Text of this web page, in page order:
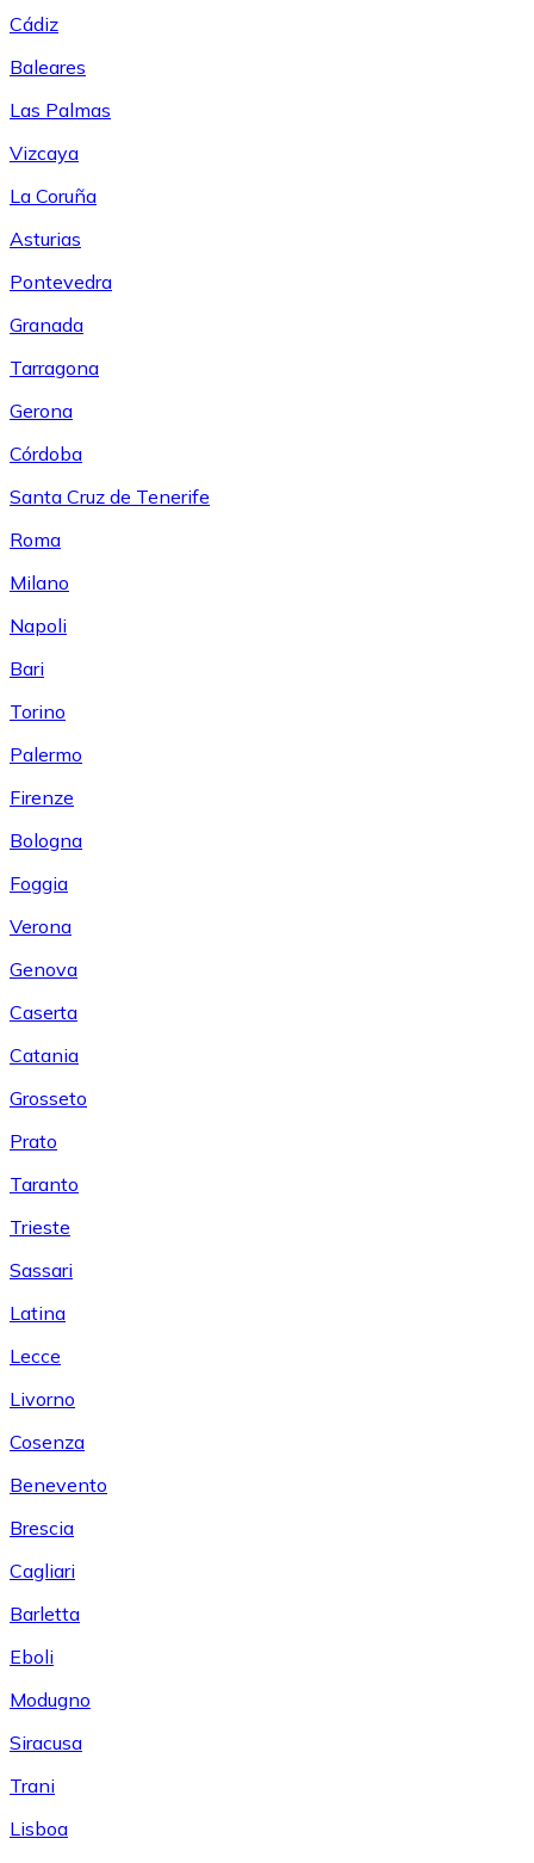
Cádiz
Baleares
Las Palmas
Vizcaya
La Coruña
Asturias
Pontevedra
Granada
Tarragona
Gerona
Córdoba
Santa Cruz de Tenerife
Roma
Milano
Napoli
Bari
Torino
Palermo
Firenze
Bologna
Foggia
Verona
Genova
Caserta
Catania
Grosseto
Prato
Taranto
Trieste
Sassari
Latina
Lecce
Livorno
Cosenza
Benevento
Brescia
Cagliari
Barletta
Eboli
Modugno
Siracusa
Trani
Lisboa